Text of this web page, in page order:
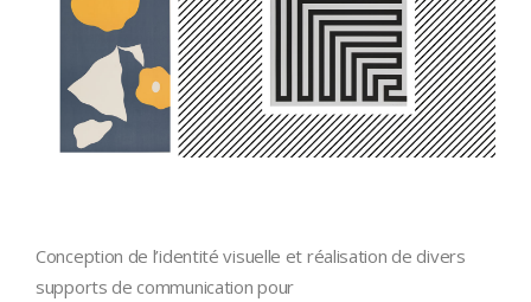
Conception de l’identité visuelle et réalisation de divers
supports de communication pour